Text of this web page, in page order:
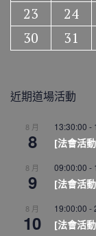
23
24
30
31
近期道場活動
8 月
8
13:30:00 -
[法會活
8 月
9
09:00:00 -
[法會活
8 月
10
19:00:00 -
[法會活